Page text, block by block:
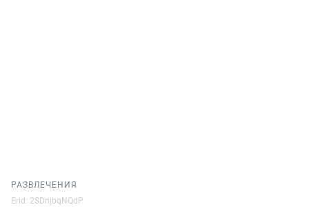
РАЗВЛЕЧЕНИЯ
Erid: 2SDnjbqNQdP